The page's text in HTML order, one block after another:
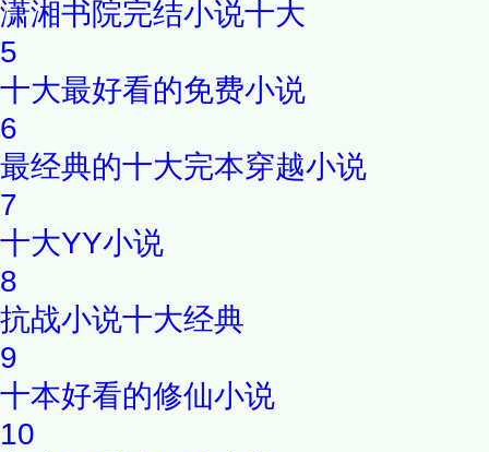
潇湘书院完结小说十大
5
十大最好看的免费小说
6
最经典的十大完本穿越小说
7
十大YY小说
8
抗战小说十大经典
9
十本好看的修仙小说
10